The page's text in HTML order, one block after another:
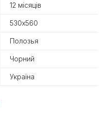
12 місяців
530х560
Полозья
Чорний
Україна